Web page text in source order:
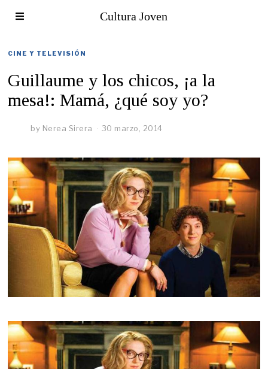
Cultura Joven
CINE Y TELEVISIÓN
Guillaume y los chicos, ¡a la
mesa!: Mamá, ¿qué soy yo?
by Nerea Sirera 30 marzo, 2014